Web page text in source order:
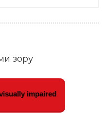
зору
impaired